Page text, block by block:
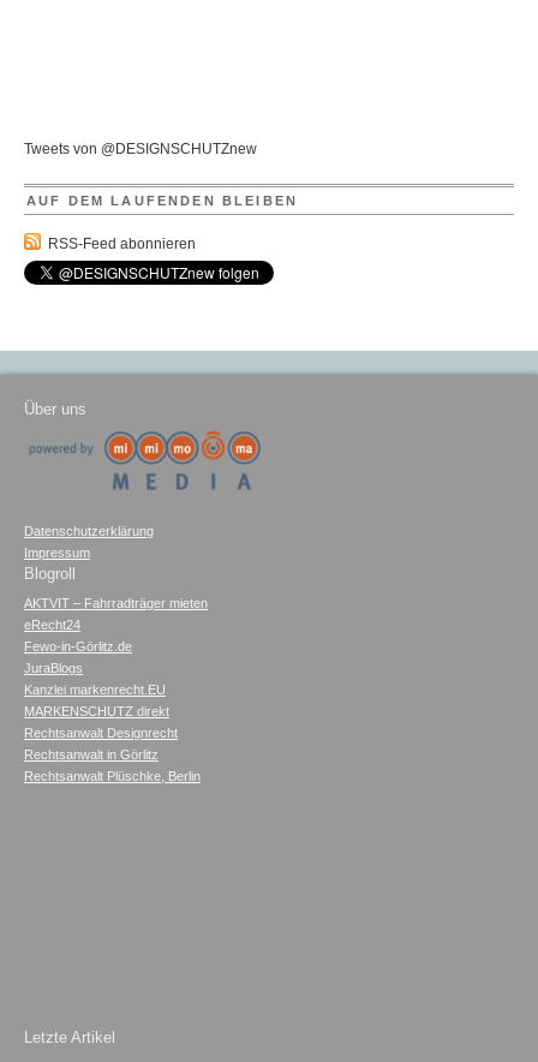
Tweets von @DESIGNSCHUTZnew
AUF DEM LAUFENDEN BLEIBEN
RSS-Feed abonnieren
Über uns
Datenschutzerklärung
Impressum
Blogroll
AKTVIT – Fahrradträger mieten
eRecht24
Fewo-in-Görlitz.de
JuraBlogs
Kanzlei markenrecht.EU
MARKENSCHUTZ direkt
Rechtsanwalt Designrecht
Rechtsanwalt in Görlitz
Rechtsanwalt Plüschke, Berlin
Letzte Artikel